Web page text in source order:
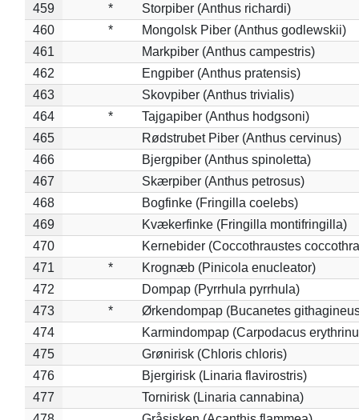
459
*
Storpiber (Anthus richardi)
460
*
Mongolsk Piber (Anthus godlewskii)
461
Markpiber (Anthus campestris)
462
Engpiber (Anthus pratensis)
463
Skovpiber (Anthus trivialis)
464
*
Tajgapiber (Anthus hodgsoni)
465
Rødstrubet Piber (Anthus cervinus)
466
Bjergpiber (Anthus spinoletta)
467
Skærpiber (Anthus petrosus)
468
Bogfinke (Fringilla coelebs)
469
Kvækerfinke (Fringilla montifringilla)
470
Kernebider (Coccothraustes
471
*
Krognæb (Pinicola enucleator)
472
Dompap (Pyrrhula pyrrhula)
473
*
Ørkendompap (Bucanetes
474
Karmindompap (Carpodacus
475
Grønirisk (Chloris chloris)
476
Bjergirisk (Linaria flavirostris)
477
Tornirisk (Linaria cannabina)